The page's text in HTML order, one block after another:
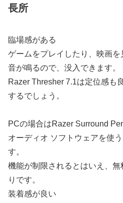
長所
臨場感がある
ゲームをプレイしたり、映画
音が鳴るので、没入できます。
Razer Thresher 7.1は定位感も
するでしょう。
PCの場合はRazer Surround
オーディオ ソフトウェアを使
す。
機能が制限されるとはいえ、
りです。
装着感が良い